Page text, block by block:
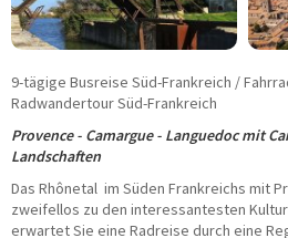
Linien-/
Anhänger/
Taxi/PKW
Büroteam
9-tägige Busreise Süd-Frankreich /
Radwandertour Süd-Frankreich
Provence - Camargue - Languedoc mit
Landschaften
Das Rhônetal im Süden Frankreichs mit
zweifellos zu den interessantesten
erwartet Sie eine Radreise durch eine